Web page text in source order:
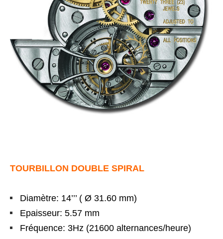
TOURBILLON DOUBLE SPIRAL
Diamètre: 14’’’ ( Ø 31.60 mm)
Epaisseur: 5.57 mm
Fréquence: 3Hz (21600 alternances/heure)